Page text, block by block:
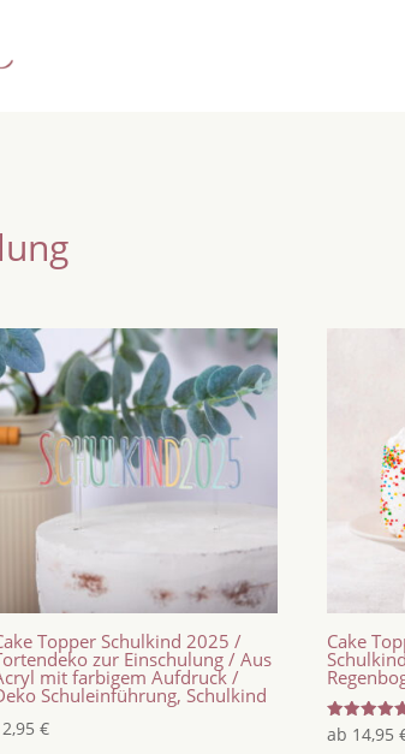
Topper Schulkind 2025 /
zur Einschulung / Aus
mit farbigem Aufdruck /
Schuleinführung, Schulkind
€
Cake
Bewertet
mit
ab 14,95